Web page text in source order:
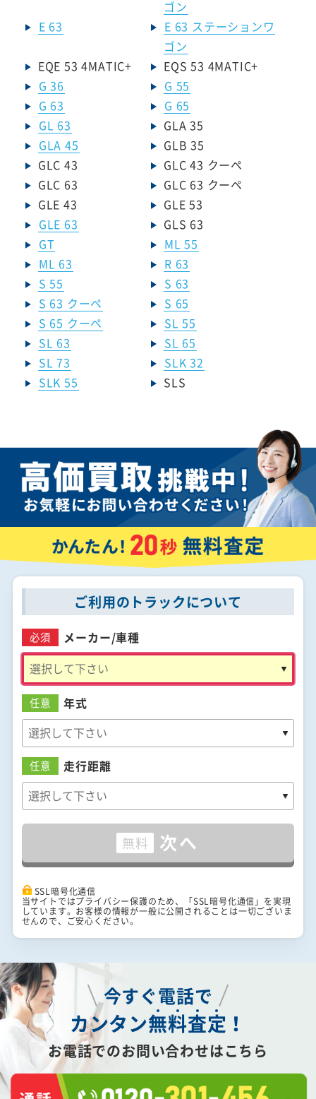
ゴン
E 63
E 63 ステーションワ
ゴン
EQE 53 4MATIC+
EQS 53 4MATIC+
G 36
G 55
G 63
G 65
GL 63
GLA 35
GLA 45
GLB 35
GLC 43
GLC 43 クーペ
GLC 63
GLC 63 クーペ
GLE 43
GLE 53
GLE 63
GLS 63
GT
ML 55
ML 63
R 63
S 55
S 63
S 63 クーペ
S 65
S 65 クーペ
SL 55
SL 63
SL 65
SL 73
SLK 32
SLK 55
SLS
ご利用のトラックについて
必須 メーカー/車種
任意 年式
任意 走行距離
無料 次へ
SSL暗号化通信
当サイトではプライバシー保護のため、「SSL暗号化通信」を実現
しています。お客様の情報が一般に公開されることは一切ございま
せんので、ご安心ください。
今すぐ電話で
カンタン無料査定 ！
お電話でのお問い合わせはこちら